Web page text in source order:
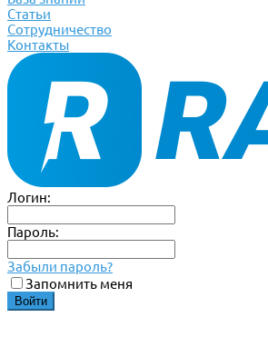
Статьи
Сотрудничество
Контакты
Логин:
Пароль:
Забыли пароль?
Запомнить меня